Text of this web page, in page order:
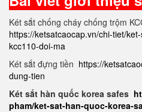
Két sắt chống cháy chống trộm
https://ketsatcaocap.vn/chi-tiet/
kcc110-doi-ma
Két sắt đựng tiền https://
dung-tien
Két sắt hàn quốc korea safes
pham/ket-sat-han-quoc-korea-